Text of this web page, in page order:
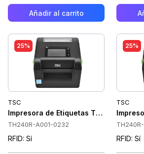
Añadir al carrito
25%
TSC
Impresora de Etiquetas TSC TH240R
TH240R-A001-0232
RFID: Sí
25%
TSC
RFID: Sí